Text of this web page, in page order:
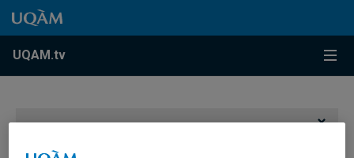
Accéder au contenu
Accéder au menu principal
Accéder à la recherche
Accéder au contenu
Accéder au menu principal
UQAM.tv
Vous devez autoriser les témoins publicitaires pour